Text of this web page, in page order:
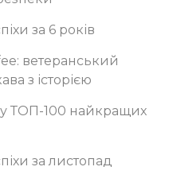
за 6 років
ветеранський
з історією
ТОП-100 найкращих
за листопад